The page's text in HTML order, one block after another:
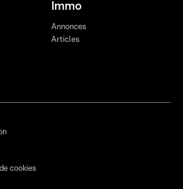
Immo
Annonces
Articles
cookies